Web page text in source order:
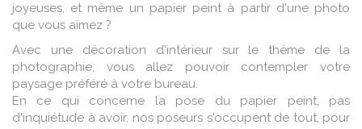
joyeuses, et même un papier peint à partir d'une photo
que vous aimez ?
Avec une décoration d'intérieur sur le thème de la
photographie, vous allez pouvoir contempler votre
paysage préféré à votre bureau.
En ce qui concerne la pose du papier peint, pas
d'inquiétude à avoir, nos poseurs s'occupent de tout, pour